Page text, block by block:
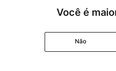
Você é
Não